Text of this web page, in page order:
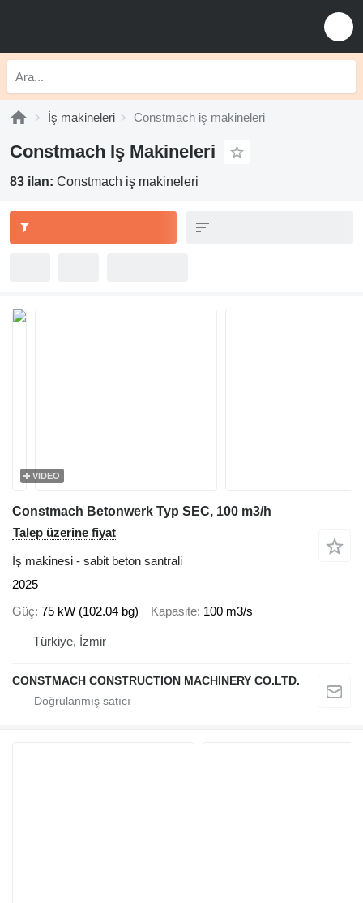
İş makineleri Constmach iş makineleri
Constmach Iş Makineleri
83 ilan: Constmach iş makineleri
VIDEO
Constmach Betonwerk Typ SEC, 100 m3/h
Talep üzerine fiyat
İş makinesi - sabit beton santrali
2025
Güç 75 kW (102.04 bg) Kapasite 100 m3/s
Türkiye, İzmir
CONSTMACH CONSTRUCTION MACHINERY CO.LTD.